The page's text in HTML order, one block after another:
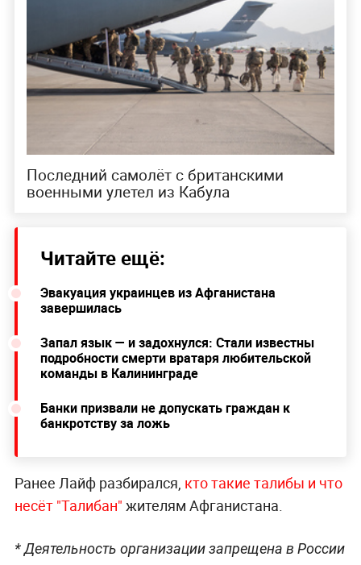
Последний самолёт с британскими
военными улетел из Кабула
Читайте ещё:
Эвакуация украинцев из Афганистана
завершилась
Запал язык — и задохнулся: Стали известны
подробности смерти вратаря любительской
команды в Калининграде
Банки призвали не допускать граждан к
банкротству за ложь
Ранее Лайф разбирался, кто такие талибы и что
несёт "Талибан" жителям Афганистана.
* Деятельность организации запрещена в России